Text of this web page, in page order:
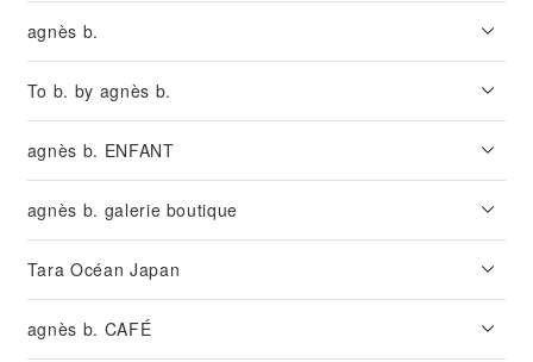
agnès b.
To b. by agnès b.
agnès b. ENFANT
agnès b. galerie boutique
Tara Océan Japan
agnès b. CAFÉ